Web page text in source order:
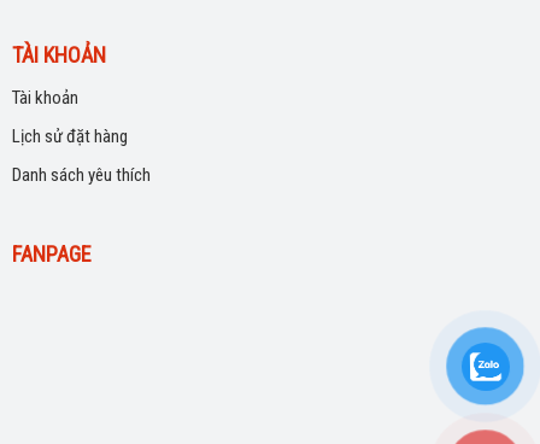
TÀI KHOẢN
Tài khoản
Lịch sử đặt hàng
Danh sách yêu thích
FANPAGE